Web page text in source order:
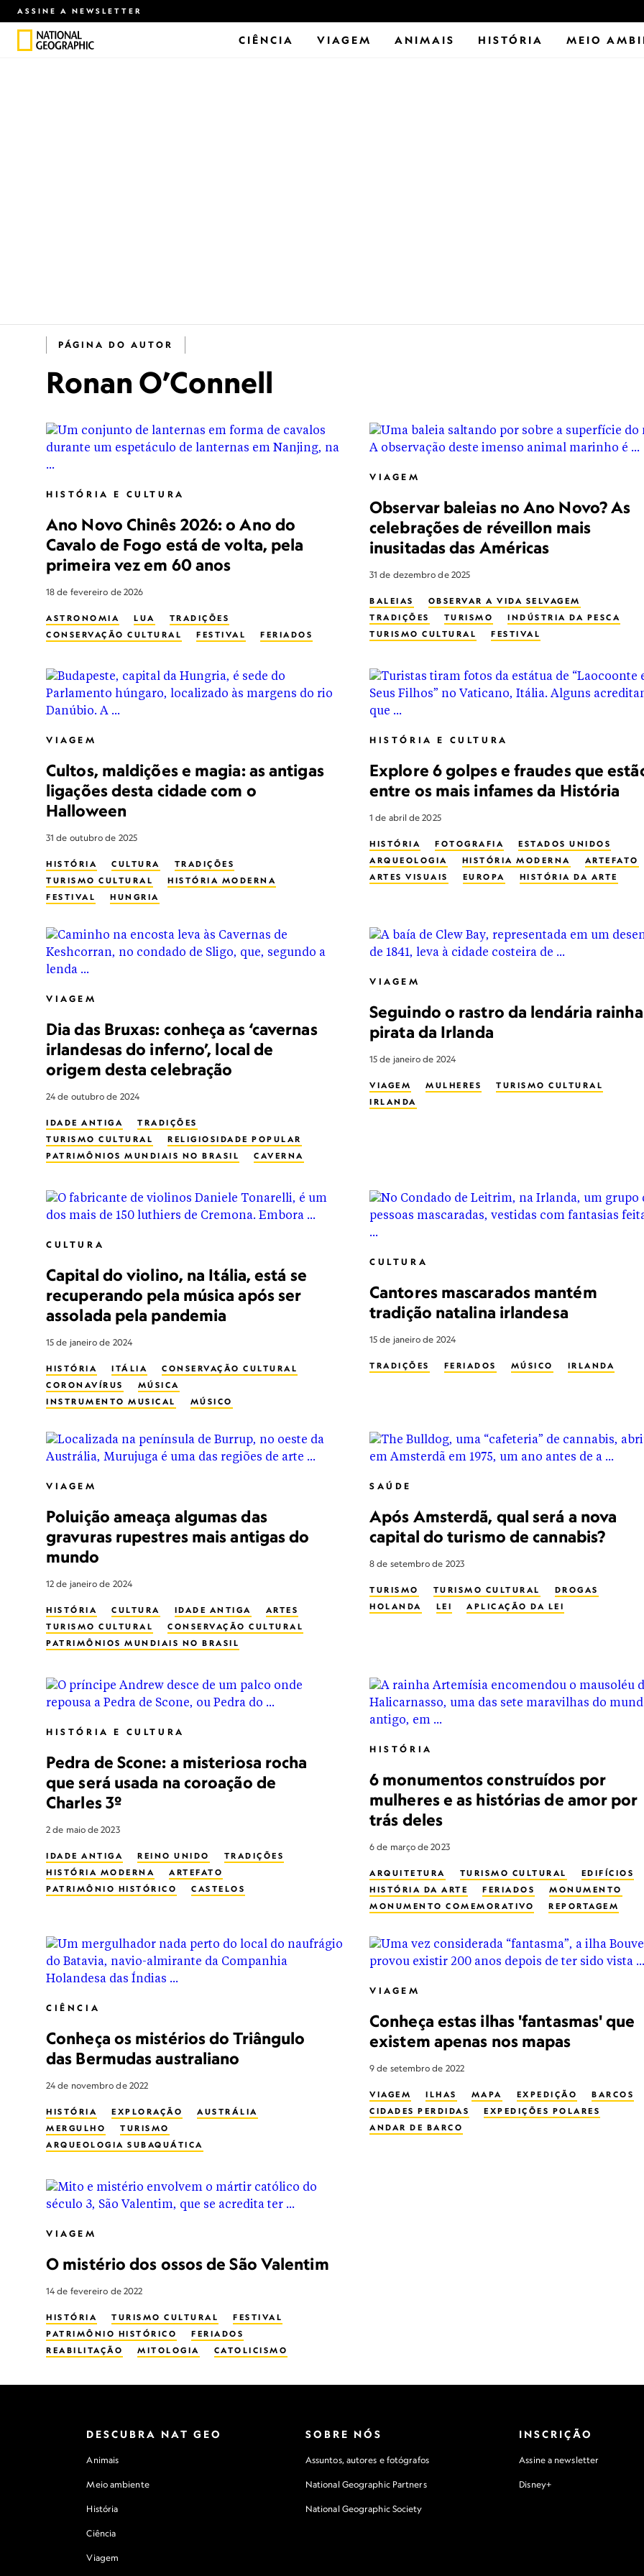
ASSINE A NEWSLETTER
CIÊNCIA VIAGEM ANIMAIS HISTÓRIA MEIO
PÁGINA DO AUTOR
Ronan O’Connell
HISTÓRIA E CULTURA
Ano Novo Chinês 2026: o Ano do
Cavalo de Fogo está de volta, pela
primeira vez em 60 anos
18 de fevereiro de 2026
ASTRONOMIA LUA
TRADIÇÕES
CONSERVAÇÃO CULTURAL
FESTIVAL FERIADOS
VIAGEM
Observar baleias no Ano Novo? As
celebrações de réveillon mais
inusitadas das Américas
31 de dezembro de 2025
BALEIAS
OBSERVAR A VIDA SELVAGEM
TRADIÇÕES
TURISMO
INDÚSTRIA DA PESCA
TURISMO CULTURAL
FESTIVAL
BALEIA CINZENTA
VIAGEM
Cultos, maldições e magia: as antigas
ligações desta cidade com o
Halloween
31 de outubro de 2025
HISTÓRIA CULTURA
TRADIÇÕES
TURISMO CULTURAL
HISTÓRIA MODERNA
FESTIVAL
HUNGRIA
HISTÓRIA E CULTURA
Explore 6 golpes e fraudes que
entre os mais infames da História
1 de abril de 2025
HISTÓRIA FOTOGRAFIA
ESTADOS UNIDOS
ARQUEOLOGIA
HISTÓRIA MODERNA
ARTEFATO
ARTES VISUAIS
EUROPA
HISTÓRIA DA ARTE
VIAGEM
Dia das Bruxas: conheça as ‘cavernas
irlandesas do inferno’, local de
origem desta celebração
24 de outubro de 2024
IDADE ANTIGA
TRADIÇÕES
TURISMO CULTURAL
RELIGIOSIDADE POPULAR
PATRIMÔNIOS MUNDIAIS NO BRASIL
CAVERNA
REPORTAGEM
VIAGEM
Seguindo o rastro da lendária rainha
pirata da Irlanda
15 de janeiro de 2024
VIAGEM MULHERES
TURISMO CULTURAL
IRLANDA
CULTURA
Capital do violino, na Itália, está se
recuperando pela música após ser
assolada pela pandemia
15 de janeiro de 2024
HISTÓRIA ITÁLIA
CONSERVAÇÃO CULTURAL
CORONAVÍRUS
MÚSICA
INSTRUMENTO MUSICAL
MÚSICO
CULTURA
Cantores mascarados mantém
tradição natalina irlandesa
15 de janeiro de 2024
TRADIÇÕES FERIADOS MÚSICO IRLANDA
VIAGEM
Poluição ameaça algumas das
gravuras rupestres mais antigas do
mundo
12 de janeiro de 2024
HISTÓRIA CULTURA IDADE ANTIGA
ARTES
TURISMO CULTURAL
CONSERVAÇÃO CULTURAL
PATRIMÔNIOS MUNDIAIS NO BRASIL
PETRÓGLIFO
SAÚDE
Após Amsterdã, qual será a nova
capital do turismo de cannabis?
8 de setembro de 2023
TURISMO TURISMO CULTURAL
DROGAS
HOLANDA
LEI APLICAÇÃO DA LEI
HISTÓRIA E CULTURA
Pedra de Scone: a misteriosa rocha
que será usada na coroação de
Charles 3º
2 de maio de 2023
IDADE ANTIGA REINO UNIDO
TRADIÇÕES
HISTÓRIA MODERNA
ARTEFATO
PATRIMÔNIO HISTÓRICO
CASTELOS
HISTÓRIA
6 monumentos construídos por
mulheres e as histórias de amor por
trás deles
6 de março de 2023
ARQUITETURA TURISMO CULTURAL
EDIFÍCIOS
HISTÓRIA DA ARTE
FERIADOS
MONUMENTO
MONUMENTO COMEMORATIVO
REPORTAGEM
CIÊNCIA
Conheça os mistérios do Triângulo
das Bermudas australiano
24 de novembro de 2022
HISTÓRIA EXPLORAÇÃO
AUSTRÁLIA
MERGULHO
TURISMO
ARQUEOLOGIA SUBAQUÁTICA
EXPLORAÇÃO SUBAQUÁTICA
AVENTURA SUBMARINA
CRUZEIROS
VIAGEM
Conheça estas ilhas 'fantasmas' que
existem apenas nos mapas
9 de setembro de 2022
VIAGEM ILHAS MAPA EXPEDIÇÃO
BARCOS
CIDADES PERDIDAS
EXPEDIÇÕES POLARES
ANDAR DE BARCO
VIAGEM
O mistério dos ossos de São Valentim
14 de fevereiro de 2022
HISTÓRIA TURISMO CULTURAL
FESTIVAL
PATRIMÔNIO HISTÓRICO
FERIADOS
REABILITAÇÃO
MITOLOGIA
CATOLICISMO
DESCUBRA NAT GEO
Animais
Meio ambiente
História
Ciência
Viagem
SOBRE NÓS
Assuntos, autores e fotógrafos
National Geographic Partners
National Geographic Society
INSCRIÇÃO
Assine a newsletter
Disney+